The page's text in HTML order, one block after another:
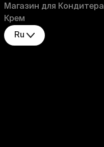
Магазин для Кондитера
Крем
Ru